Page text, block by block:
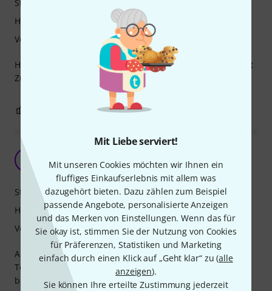
Mit Liebe serviert!
Mit unseren Cookies möchten wir Ihnen ein
fluffiges Einkaufserlebnis mit allem was
dazugehört bieten. Dazu zählen zum Beispiel
passende Angebote, personalisierte Anzeigen
und das Merken von Einstellungen. Wenn das für
Sie okay ist, stimmen Sie der Nutzung von Cookies
für Präferenzen, Statistiken und Marketing
einfach durch einen Klick auf „Geht klar“ zu (alle
anzeigen).
Sie können Ihre erteilte Zustimmung jederzeit
Habe den Ständer für Altsax, Sopransax und Klarinette (mit
Zusatzteil) im Einsatz. Funzt wunderbar.
Stabilität
Handling
Verarbeitung
BEWERTUNG MELDEN
A
Aldarion 16.03.2024
Auf tragische Art und Weise ist mir mein damaliger
Tenorsaxophon-Ständer verloren gegangen, als ich ihn
beim Anfahren auf dem Autodach habe liegen lassen.
Stabilität
Handling
Verarbeitung